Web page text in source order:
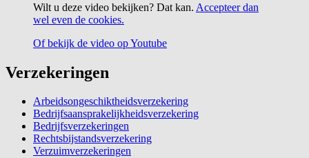
Wilt u deze video bekijken? Dat kan. Accepteer dan
wel even de cookies.
Of bekijk de video op Youtube
Verzekeringen
Arbeidsongeschiktheidsverzekering
Bedrijfsaansprakelijkheidsverzekering
Bedrijfsverzekeringen
Rechtsbijstandsverzekering
Verzuimverzekeringen